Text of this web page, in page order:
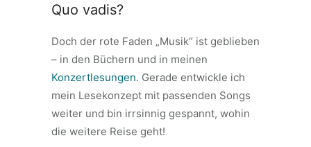
Quo vadis?
Doch der rote Faden „Musik“ ist geblieben
– in den Büchern und in meinen
Konzertlesungen. Gerade entwickle ich
mein Lesekonzept mit passenden Songs
weiter und bin irrsinnig gespannt, wohin
die weitere Reise geht!